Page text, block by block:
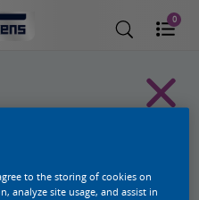
0
to the storing of cookies on
analyze site usage, and assist in